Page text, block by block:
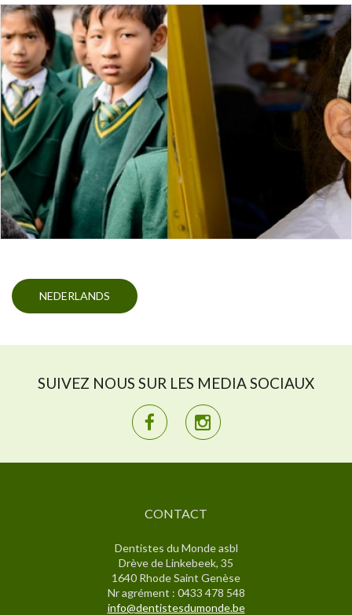
NEDERLANDS
SUIVEZ NOUS SUR LES MEDIA SOCIAUX
CONTACT
Dentistes du Monde asbl
Drève de Linkebeek, 35
1640 Rhode Saint Genèse
Nr agrément : 0433 478 548
info@dentistesdumonde.be